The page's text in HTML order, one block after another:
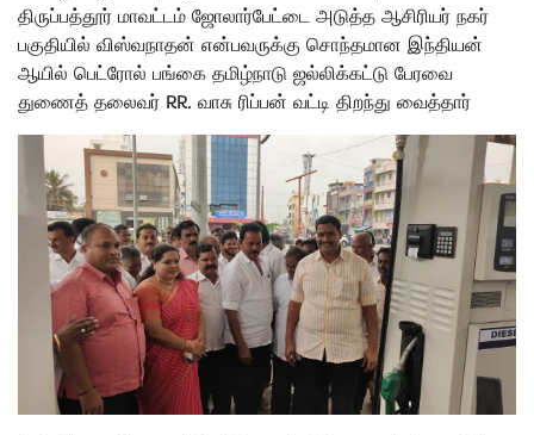
திருப்பத்தூர் மாவட்டம் ஜோலார்பேட்டை அடுத்த ஆசிரியர் நகர்
பகுதியில் விஸ்வநாதன் என்பவருக்கு சொந்தமான இந்தியன்
ஆயில் பெட்ரோல் பங்கை தமிழ்நாடு ஜல்லிக்கட்டு பேரவை
துணைத் தலைவர் RR. வாசு ரிப்பன் வட்டி திறந்து வைத்தார்